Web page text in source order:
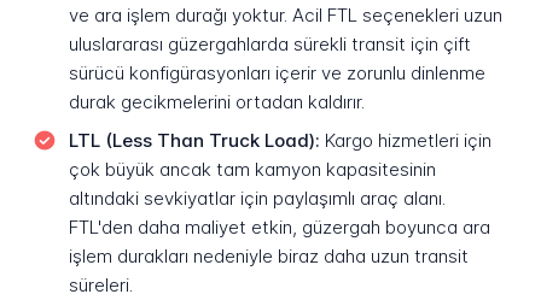
ve ara işlem durağı yoktur. Acil FTL seçenekleri uzun
uluslararası güzergahlarda sürekli transit için çift
sürücü konfigürasyonları içerir ve zorunlu dinlenme
durak gecikmelerini ortadan kaldırır.
LTL (Less Than Truck Load): Kargo hizmetleri için
çok büyük ancak tam kamyon kapasitesinin
altındaki sevkiyatlar için paylaşımlı araç alanı.
FTL'den daha maliyet etkin, güzergah boyunca ara
işlem durakları nedeniyle biraz daha uzun transit
süreleri.